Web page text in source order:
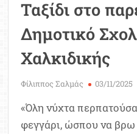
Ταξίδι στο
Δημοτικό
Χαλκιδικής
Φίλιππος Σαλμάς 03/11/2025
«Όλη νύχτα
φεγγάρι, ώσπου να βρω